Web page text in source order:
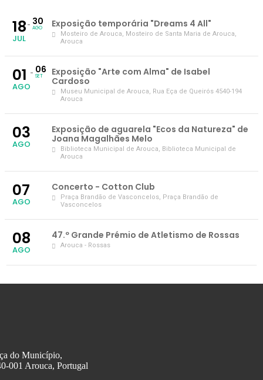
18
JUL
30
AGO Exposição temporária "Dreams 4 All"
Mosteiro de Arouca, Mosteiro de Santa Maria de Arouca,
Arouca
01
AGO
06
SET
Exposição "Arte com Alma" de Isabel
Cardoso
Museu Municipal de Arouca, Rua Eça de Queirós 4540-194
Arouca
03
AGO
Exposição de aguarela "Ecos da Natureza" de
Joana Magalhães Melo
Biblioteca Municipal de Arouca, Biblioteca Municipal de
Arouca
07
AGO
Concerto - Cotton Club
Praça Brandão de Vasconcelos, Praça Brandão de
Vasconcelos
08
AGO
47.º Grande Prémio de Atletismo de Rossas
Arouca - Rossas
do Município,
001 Arouca, Portugal